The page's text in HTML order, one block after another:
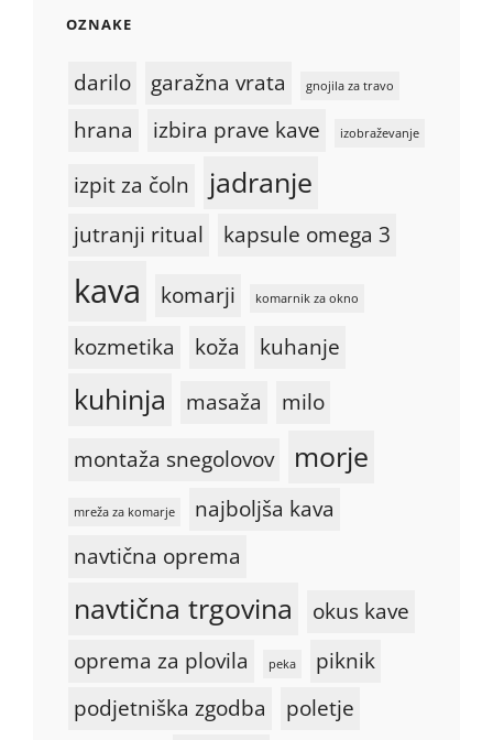
OZNAKE
darilo garažna vrata gnojila za travo
hrana izbira prave kave izobraževanje
izpit za čoln jadranje
jutranji ritual kapsule omega 3
kava komarji komarnik za okno
kozmetika koža kuhanje
kuhinja masaža
milo
montaža snegolovov
morje
mreža za komarje
najboljša kava
navtična oprema
navtična trgovina
okus kave
oprema za plovila
peka
piknik
podjetniška zgodba
poletje